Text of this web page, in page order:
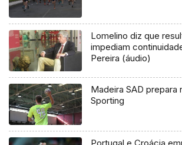
Lomelino diz que
impediam
Pereira (áudio)
Madeira SAD prepara
Sporting